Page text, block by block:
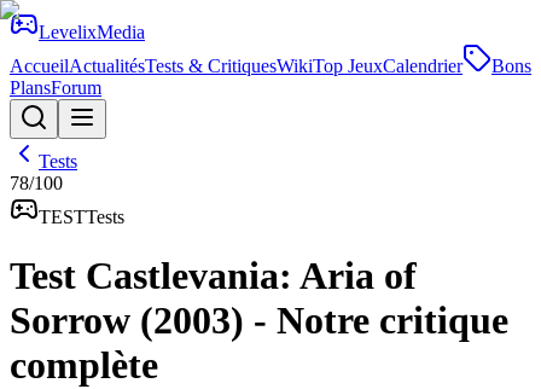
LevelixMedia
AccueilActualitésTests & CritiquesWikiTop JeuxCalendrier
Bons
PlansForum
Tests
78/100
TESTTests
Test Castlevania: Aria of
Sorrow (2003) - Notre critique
complète